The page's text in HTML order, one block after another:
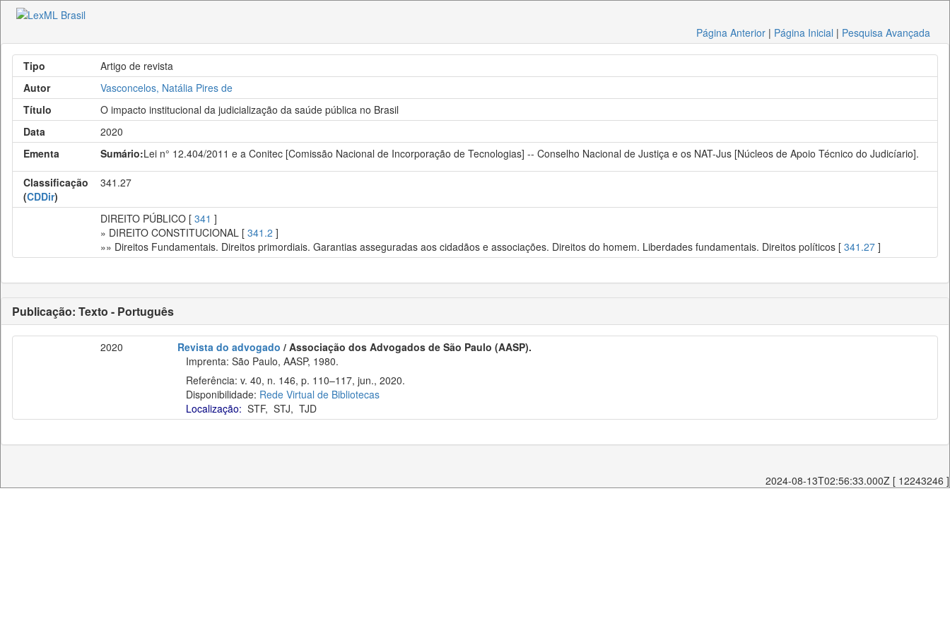
Página Anterior | Página Inicial | Pesquisa Avançada
Tipo
Artigo de revista
Autor
Vasconcelos, Natália Pires de
Título
O impacto institucional da judicialização da saúde pública no Brasil
Data
2020
Ementa
Sumário:Lei n° 12.404/2011 e a Conitec [Comissão Nacional de Incorporação de Tecnologias] -- Conselho Nacional de Justiça e os NAT-Jus [Núcleos de Apoio Técnico do Judicíario].
Classificação
(CDDir)
341.27
DIREITO PÚBLICO [ 341 ]
» DIREITO CONSTITUCIONAL [ 341.2 ]
»» Direitos Fundamentais. Direitos primordiais. Garantias asseguradas aos cidadãos e associações. Direitos do homem. Liberdades fundamentais. Direitos políticos [ 341.27 ]
Publicação: Texto - Português
2020 Revista do advogado / Associação dos Advogados de São Paulo (AASP).
Imprenta: São Paulo, AASP, 1980.
Referência: v. 40, n. 146, p. 110–117, jun., 2020.
Disponibilidade: Rede Virtual de Bibliotecas
Localização: STF, STJ, TJD
2024-08-13T02:56:33.000Z [ 12243246 ]